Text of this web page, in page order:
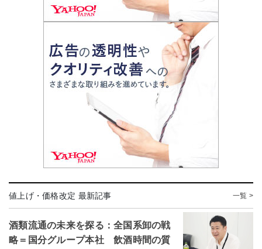
値上げ・価格改定 最新記事 一覧 >
酒類流通の未来を探る：全国系卸の戦
略＝国分グループ本社 飲酒時間の質